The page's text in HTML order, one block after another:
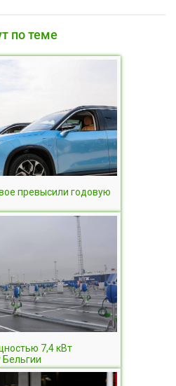
по теме
превысили годовую
7,4 кВт
Бельгии